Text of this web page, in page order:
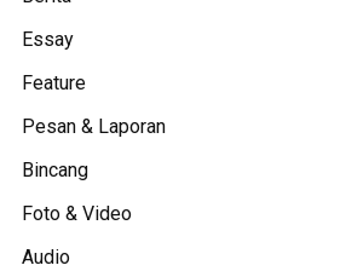
Essay
Feature
Pesan & Laporan
Bincang
Foto & Video
Audio